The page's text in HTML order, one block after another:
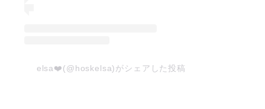
elsa❤️(@hoskelsa)がシェアした投稿